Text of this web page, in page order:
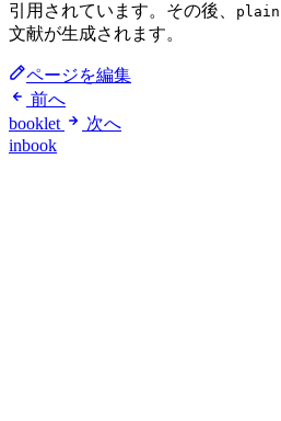
引用されています。その後、
plain
文献が生成されます。
ページを編集
前へ
booklet
次へ
inbook